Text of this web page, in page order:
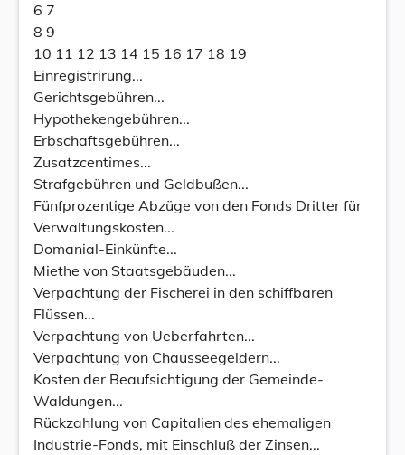
6 7
8 9
10 11 12 13 14 15 16 17 18 19
Einregistrirung...
Gerichtsgebühren...
Hypothekengebühren...
Erbschaftsgebühren...
Zusatzcentimes...
Strafgebühren und Geldbußen...
Fünfprozentige Abzüge von den Fonds Dritter für
Verwaltungskosten...
Domanial-Einkünfte...
Miethe von Staatsgebäuden...
Verpachtung der Fischerei in den schiffbaren
Flüssen...
Verpachtung von Ueberfahrten...
Verpachtung von Chausseegeldern...
Kosten der Beaufsichtigung der Gemeinde-
Waldungen...
Rückzahlung von Capitalien des ehemaligen
Industrie-Fonds, mit Einschluß der Zinsen...